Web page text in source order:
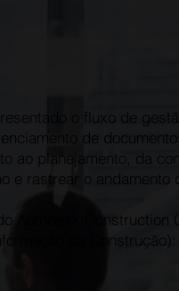
o fluxo de
de
ao planejamento, da
e rastrear o andamento
Autodesk Construction
da Construção):